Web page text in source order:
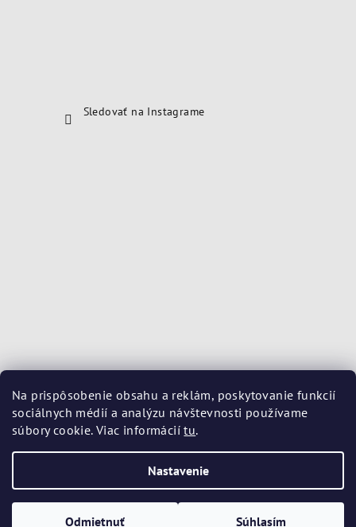
Na prispôsobenie obsahu a reklám, poskytovanie funkcií
sociálnych médií a analýzu návštevnosti používame
súbory cookie. Viac informáciítu.
Nastavenie
Odmietnuť Súhlasím
Sledovať na Instagrame
Upraviť nastavenie cookies